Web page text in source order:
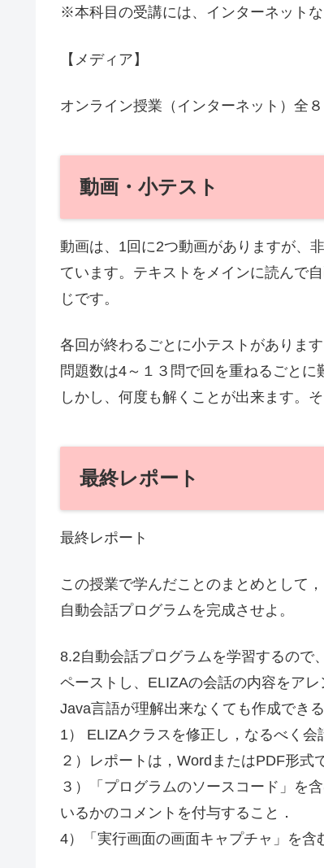
※本科目の受講には、インターネットな
【メディア】
オンライン授業（インターネット）全８
動画・小テスト
動画は、1回に2つ動画がありますが、
ています。テキストをメインに読んで
じです。
各回が終わるごとに小テストがあります
問題数は4～１３問で回を重ねるごとに
しかし、何度も解くことが出来ます。
最終レポート
最終レポート
この授業で学んだことのまとめとして
自動会話プログラムを完成させよ。
8.2自動会話プログラムを学習するの
ペーストし、ELIZAの会話の内容をアレ
Java言語が理解出来なくても作成でき
1） ELIZAクラスを修正し，なるべく会
２）レポートは，WordまたはPDF形式
３）「プログラムのソースコード」を
いるかのコメントを付与すること．
4）「実行画面の画面キャプチャ」を含